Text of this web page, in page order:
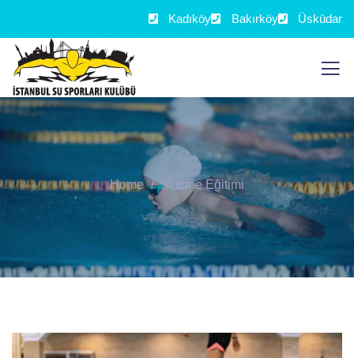
Kadıköy Bakırköy Üsküdar
Home Yüzme Eğitimi